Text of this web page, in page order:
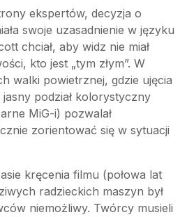
ekspertów, decyzja o
swoje uzasadnienie w języku
chciał, aby widz nie miał
kto jest „tym złym”. W
walki powietrznej, gdzie ujęcia
podział kolorystyczny
MiG-i) pozwalał
zorientować się w sytuacji
kręcenia filmu (połowa lat
radzieckich maszyn był
niemożliwy. Twórcy musieli